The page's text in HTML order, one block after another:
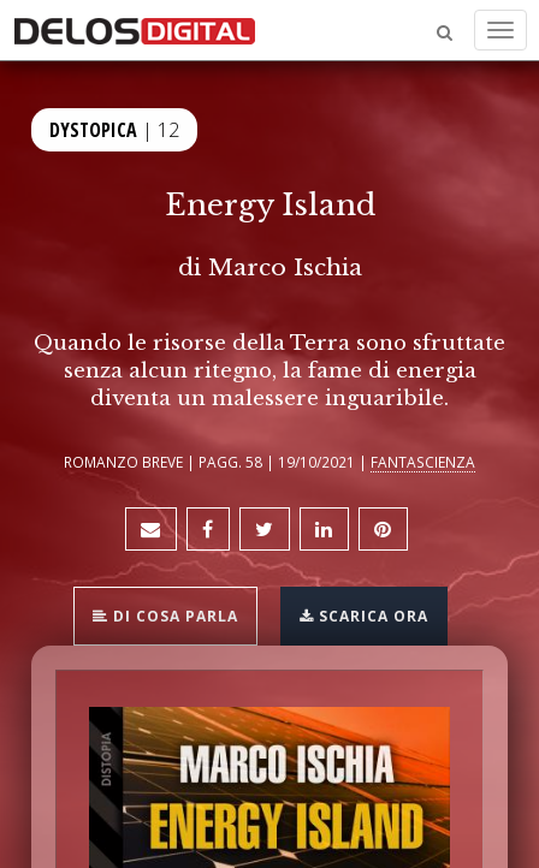
DYSTOPICA | 12
Energy Island
di Marco Ischia
Quando le risorse della Terra sono sfruttate
senza alcun ritegno, la fame di energia
diventa un malessere inguaribile.
ROMANZO BREVE | PAGG. 58 | 19/10/2021 | FANTASCIENZA
DI COSA PARLA SCARICA ORA